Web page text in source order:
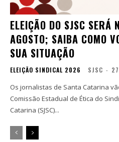
ELEIÇÃO DO SJSC
AGOSTO; SAIBA COMO
SUA SITUAÇÃO
ELEIÇÃO SINDICAL 2026 SJSC -
Os jornalistas de Santa Catarina
Comissão Estadual de Ética do
Catarina (SJSC)...